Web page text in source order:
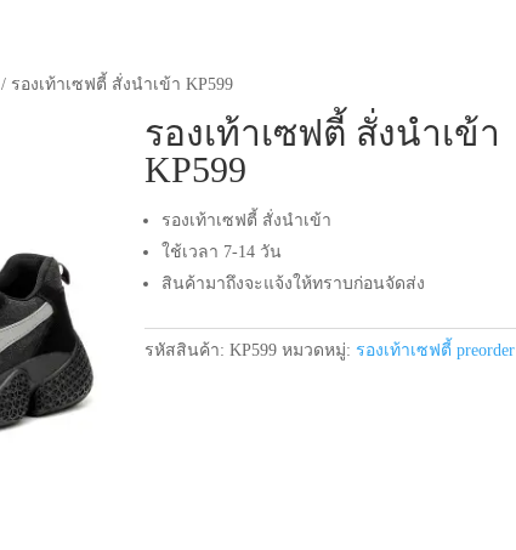
/ รองเท้าเซฟตี้ สั่งนำเข้า KP599
รองเท้าเซฟตี้ สั่งนำเข้า
KP599
รองเท้าเซฟตี้ สั่งนำเข้า
ใช้เวลา 7-14 วัน
สินค้ามาถึงจะแจ้งให้ทราบก่อนจัดส่ง
รหัสสินค้า:KP599 หมวดหมู่: รองเท้าเซฟตี้ preorder